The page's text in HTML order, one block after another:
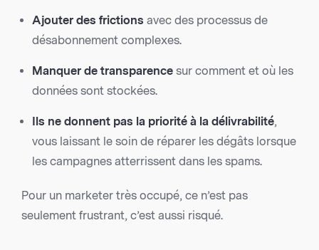
Ajouter des frictions avec des processus de
désabonnement complexes.
Manquer de transparence sur comment et où les
données sont stockées.
Ils ne donnent pas la priorité à la délivrabilité,
vous laissant le soin de réparer les dégâts lorsque
les campagnes atterrissent dans les spams.
Pour un marketer très occupé, ce n’est pas
seulement frustrant, c’est aussi risqué.